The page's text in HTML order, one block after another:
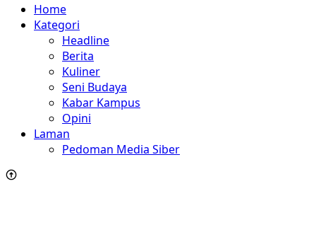
Home
Kategori
Headline
Berita
Kuliner
Seni Budaya
Kabar Kampus
Opini
Laman
Pedoman Media Siber